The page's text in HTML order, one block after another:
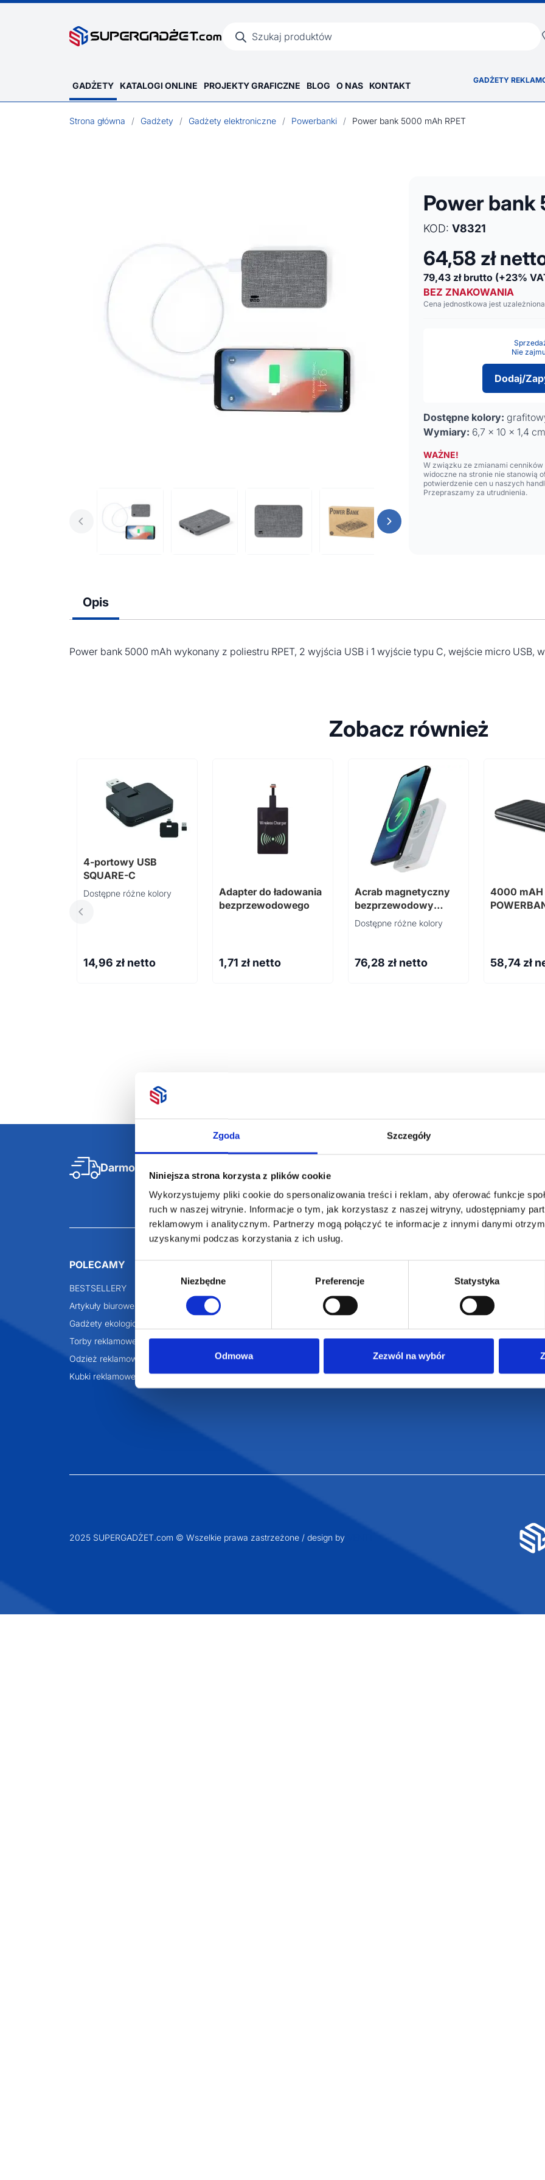
Zgoda Szczegóły
Niniejsza strona korzysta z plików cookie
Wykorzystujemy pliki cookie do spersonalizowania treści i reklam, aby oferować funkcje
ruch w naszej witrynie. Informacje o tym, jak korzystasz z naszej witryny, udostępniamy
reklamowym i analitycznym. Partnerzy mogą połączyć te informacje z innymi danymi
uzyskanymi podczas korzystania z ich usług.
Niezbędne Preferencje Statystyka
Odmowa Zezwól na wybór
produktów
GADŻETY KATALOGI ONLINE PROJEKTY GRAFICZNE BLOG O NAS KONTAKT GADŻETY
Strona główna / Gadżety / Gadżety elektroniczne / Powerbanki / Power bank 5000 mAh RPET
Power bank
KOD: V8321
64,58 zł
79,43 zł brutto (+23%
BEZ ZNAKOWANIA
Cena jednostkowa jest
Nie
Dodaj/
Dostępne kolory:
Wymiary: 6,7 x 10 x 1,4 cm
WAŻNE!
W związku ze zmianami
widoczne na stronie nie stanowią
potwierdzenie cen u naszych
Przepraszamy za utrudnienia.
Opis
Power bank 5000 mAh wykonany z poliestru RPET, 2 wyjścia USB i 1 wyjście typu C, wejście micro USB,
Zobacz również
4-portowy USB
SQUARE-C
Dostępne różne kolory
14,96 zł netto
Adapter do ładowania
bezprzewodowego
1,71 zł netto
Acrab magnetyczny
bezprzewodowy
powerbank o
pojemności 5000
technologią PD 20 W
— wykonany z
Dostępne różne kolory
76,28 zł netto
4000 mAH
58,74 zł
Darmowa dostawa
POLECAMY
BESTSELLERY
Artykuły biurowe
Gadżety ekologiczne
Torby reklamowe
Odzież reklamowa
Kubki reklamowe
INFORMACJE
O Nas
Katalogi online
Blog
ZAMÓWIENIA
Jak zamawiać?
Czas realizacji
Reklamacje
Regulamin strony
Polityka prywatności
JAKUB
Osiecza Pierwsza
62-586 Rzgów
NIP:
2025 SUPERGADŻET.com © Wszelkie prawa zastrzeżone / design by